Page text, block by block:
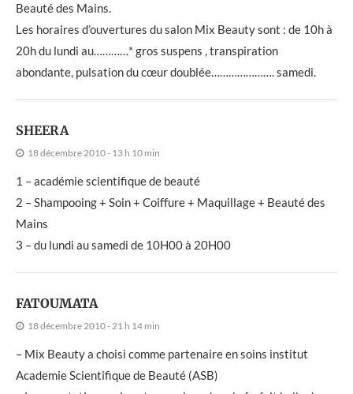
Beauté des Mains.
Les horaires d’ouvertures du salon Mix Beauty sont : de 10h à
20h du lundi au…………* gros suspens , transpiration
abondante, pulsation du cœur doublée…………………. samedi.
SHEERA
18 décembre 2010 - 13 h 10 min
1 – académie scientifique de beauté
2 – Shampooing + Soin + Coiffure + Maquillage + Beauté des
Mains
3 – du lundi au samedi de 10H00 à 20H00
FATOUMATA
18 décembre 2010 - 21 h 14 min
– Mix Beauty a choisi comme partenaire en soins institut
Academie Scientifique de Beauté (ASB)